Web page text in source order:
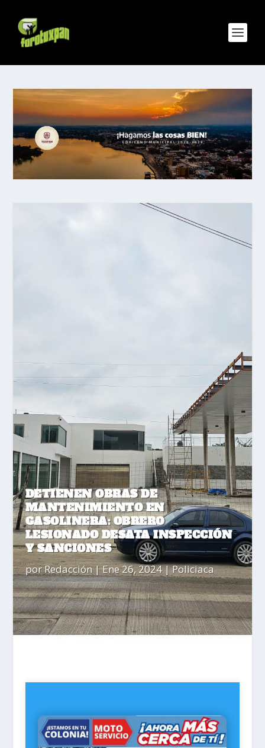
DETIENEN OBRAS DE
MANTENIMIENTO EN
GASOLINERA: OBRERO
LESIONADO DESATA INSPECCIÓN
Y SANCIONES
porRedacción|Ene 26, 2024|Policiaca